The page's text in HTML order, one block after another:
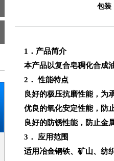
包装
1 ．产品简介
本产品以复合皂稠化合成
2 ． 性能特点
良好的极压抗磨性能，为
优良的氧化安定性能，防
良好的防锈性能，防止金
3 ．
应用范围
适用冶金钢铁、矿山、纺